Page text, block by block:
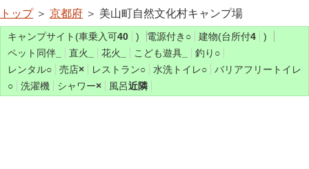
トップ＞ 京都府 ＞ 美山町自然文化村キャンプ場
キャンプサイト(車乗入可40 ) 電源付き ○ 建物(台所付4
)
ペット同伴
直火 花火 こども遊具 釣り ○
レンタル○ 売店× レストラン○ 水洗トイレ○
バリアフリートイレ
○
洗濯機 シャワー× 風呂近隣